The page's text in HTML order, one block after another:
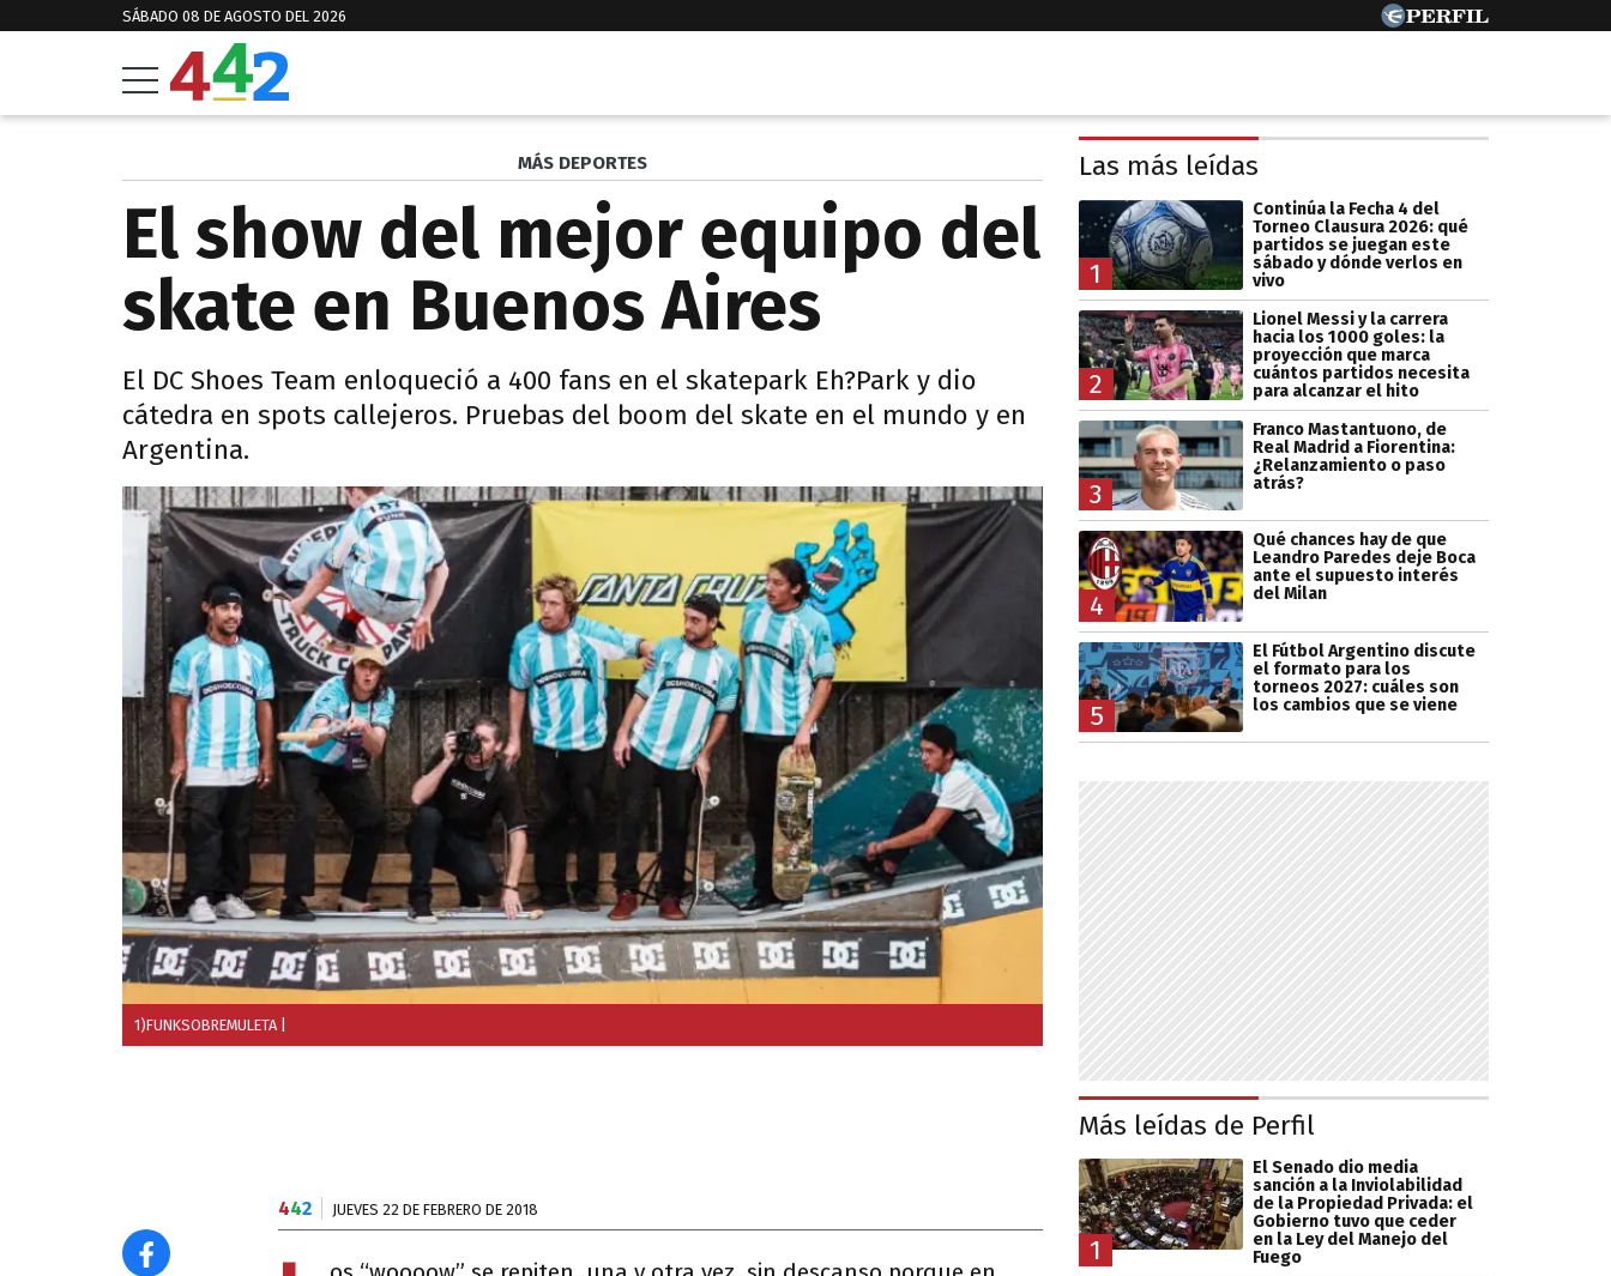
SÁBADO 08 DE AGOSTO DEL 2026
MÁS DEPORTES
El show del mejor equipo del
skate en Buenos Aires
El DC Shoes Team enloqueció a 400 fans en el skatepark Eh?Park y dio
cátedra en spots callejeros. Pruebas del boom del skate en el mundo y en
Argentina.
1)FUNKSOBREMULETA
442 JUEVES 22 DE FEBRERO DE 2018
Las más leídas
1
Continúa la Fecha 4 del
Torneo Clausura 2026: qué
partidos se juegan este
sábado y dónde verlos en
vivo
2
Lionel Messi y la carrera
hacia los 1000 goles: la
proyección que marca
cuántos partidos necesita
para alcanzar el hito
3
Franco Mastantuono, de
Real Madrid a Fiorentina:
¿Relanzamiento o paso
atrás?
4
Qué chances hay de que
Leandro Paredes deje Boca
ante el supuesto interés
del Milan
5
El Fútbol Argentino discute
el formato para los
torneos 2027: cuáles son
los cambios que se viene
Más leídas de Perfil
1
El Senado dio media
sanción a la Inviolabilidad
de la Propiedad Privada: el
Gobierno tuvo que ceder
en la Ley del Manejo del
Fuego